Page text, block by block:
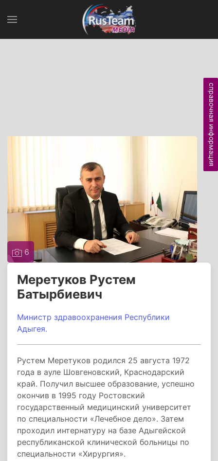
6
Меретуков Рустем
Батырбиевич
Министр здравоохранения Республики
Адыгея.
Рустем Меретуков родился 25 августа 1972
года в ауле Шовгеновский, Краснодарский
край. Получил высшее образование, успешно
окончив в 1995 году Ростовский
государственный медицинский университет
по специальности «Лечебное дело». Затем
проходил интернатуру на базе Адыгейской
республиканской клинической больницы по
специальности «Хирургия».
справочная информация